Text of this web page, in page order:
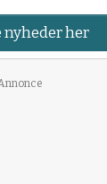
nyheder her